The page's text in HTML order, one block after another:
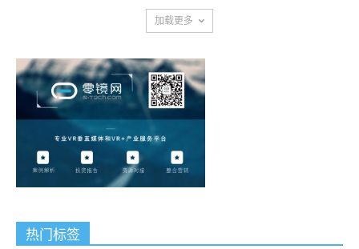
加载更多
热门标签